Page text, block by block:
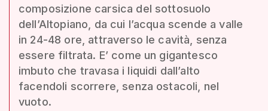
composizione carsica del sottosuolo
dell’Altopiano, da cui l’acqua scende a valle
in 24-48 ore, attraverso le cavità, senza
essere filtrata. E’ come un gigantesco
imbuto che travasa i liquidi dall’alto
facendoli scorrere, senza ostacoli, nel
vuoto.